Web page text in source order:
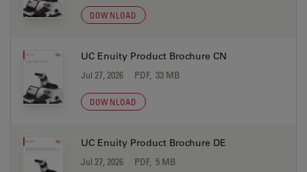
DOWNLOAD
UC Enuity Product Brochure CN
Jul 27, 2026 PDF, 33 MB
DOWNLOAD
UC Enuity Product Brochure DE
Jul 27, 2026 PDF, 5 MB